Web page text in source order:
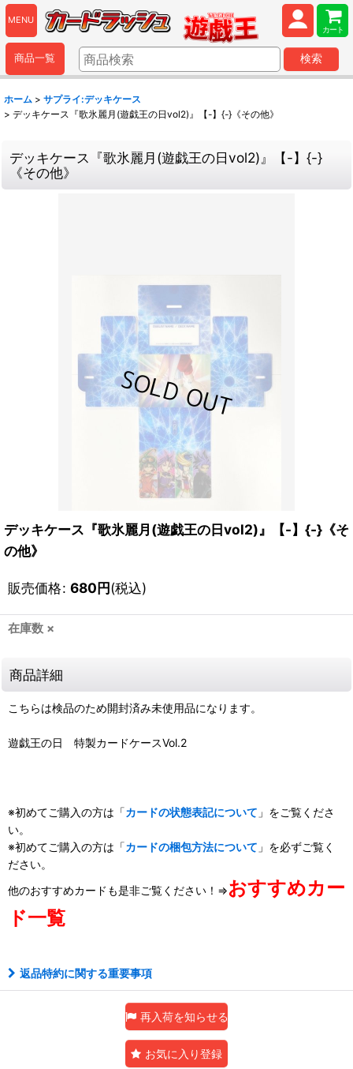
MENU
カート
商品一覧 検索
ホーム > サプライ:デッキケース
> デッキケース『歌氷麗月(遊戯王の日vol2)』【-】{-}《その他》
デッキケース『歌氷麗月(遊戯王の日vol2)』【-】{-}
《その他》
デッキケース『歌氷麗月(遊戯王の日vol2)』【-】{-}《そ
の他》
販売価格: 680円(税込)
在庫数 ×
商品詳細
こちらは検品のため開封済み未使用品になります。
遊戯王の日 特製カードケースVol.2
※初めてご購入の方は「カードの状態表記について 」をご覧くださ
い。
※初めてご購入の方は「カードの梱包方法について 」を必ずご覧く
ださい。
他のおすすめカードも是非ご覧ください！⇒おすすめカー
ド一覧
返品特約に関する重要事項
再入荷を知らせる
お気に入り登録